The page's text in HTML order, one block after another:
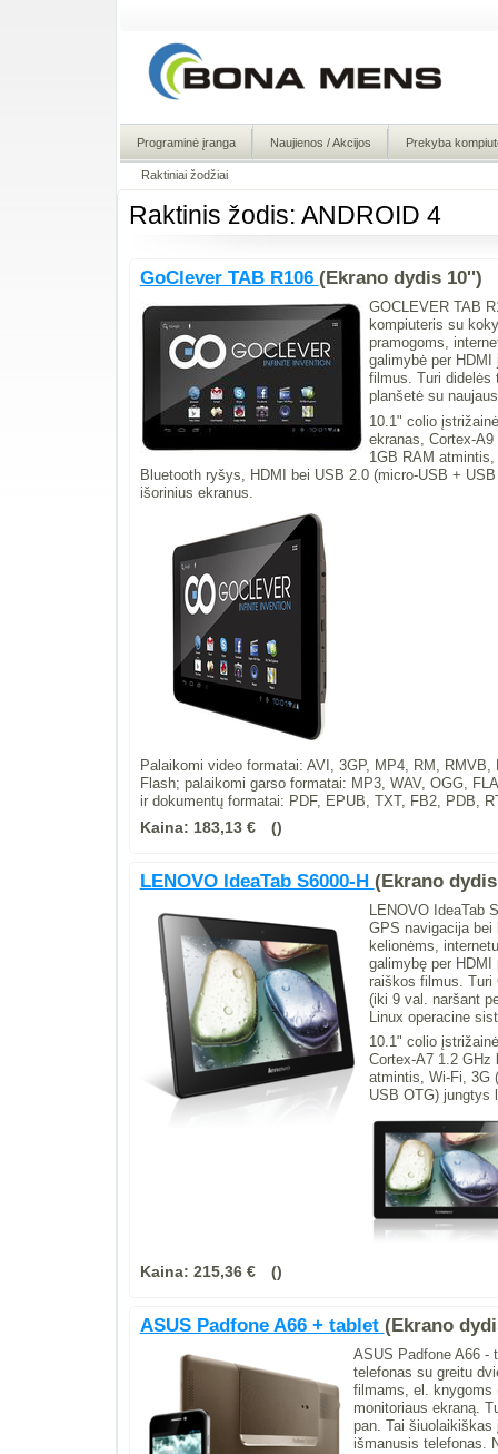
Programinė įranga Naujienos / Akcijos Prekyba
Raktiniai žodžiai
Raktinis žodis: ANDROID 4
GoClever TAB R106 (Ekrano dydis 10'')
GOCLEVER TAB
kompiuteris su
pramogoms,
galimybė per
filmus. Turi didelės
planšetė su
10.1" colio
ekranas, Cortex-
1GB RAM
Bluetooth ryšys, HDMI bei USB 2.0 (micro-USB +
išorinius ekranus.
Palaikomi video formatai: AVI, 3GP, MP4, RM,
Flash; palaikomi garso formatai: MP3, WAV, OGG,
ir dokumentų formatai: PDF, EPUB, TXT, FB2, PDB,
Kaina: 183,13 €
LENOVO IdeaTab S6000-H (Ekrano
LENOVO
GPS navigacija bei
kelionėms,
galimybę per
raiškos filmus. Turi
(iki 9 val. naršant
Linux operacine
10.1" colio
Cortex-A7 1.2 GHz
atmintis, Wi-Fi, 3G
USB OTG) jungtys
Kaina: 215,36 €
ASUS Padfone A66 + tablet (Ekrano
ASUS Padfone A66 -
telefonas su greitu
filmams, el. knygoms
monitoriaus ekraną.
pan. Tai
išmanusis telefonas.